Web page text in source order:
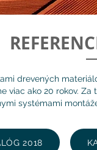
drevených
viac ako 20 rokov.
systémami
2018